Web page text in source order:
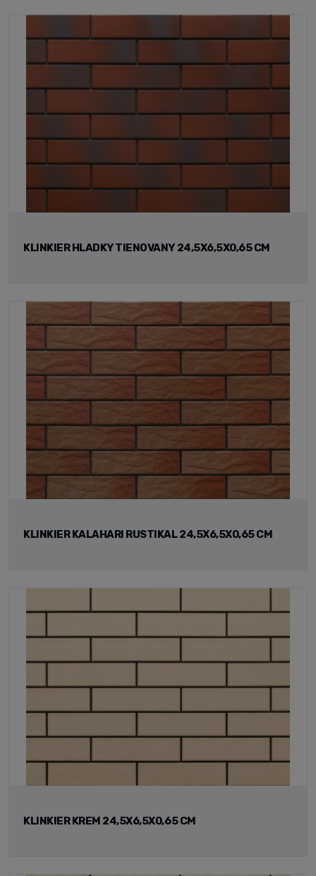
KLINKIER HLADKY TIENOVANY 24,5X6,5X0,65 CM
KLINKIER KALAHARI RUSTIKAL 24,5X6,5X0,65 CM
KLINKIER KREM 24,5X6,5X0,65 CM